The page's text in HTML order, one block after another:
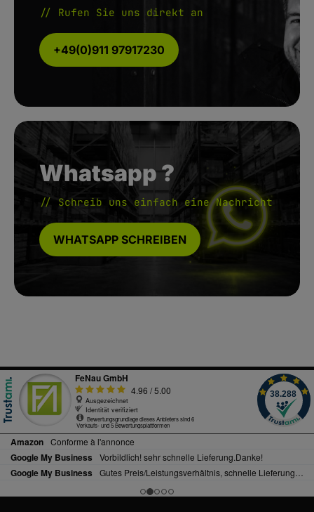
// Rufen Sie uns direkt an
+49(0)911 97917230
Whatsapp ?
// Schreib uns einfach eine Nachricht
WHATSAPP SCHREIBEN